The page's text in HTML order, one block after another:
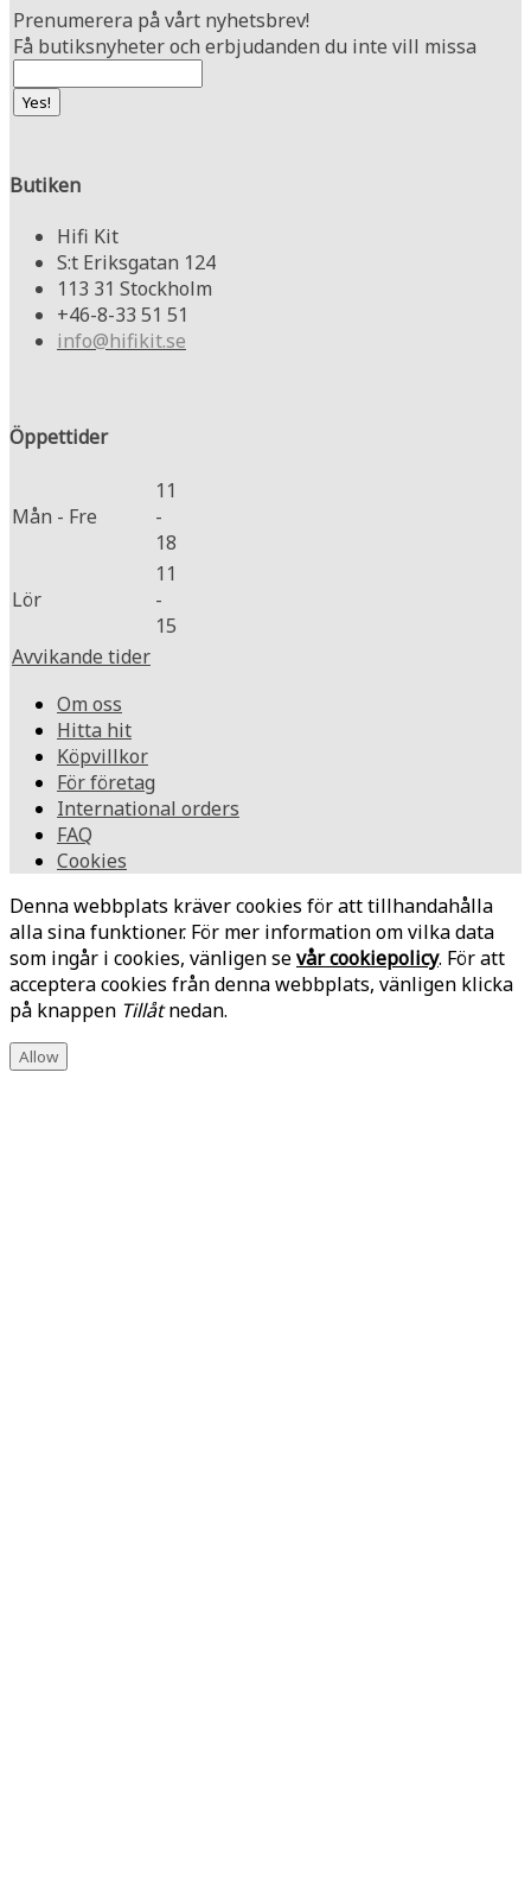
Prenumerera på vårt nyhetsbrev!
Få butiksnyheter och erbjudanden du inte vill missa
Butiken
Hifi Kit
S:t Eriksgatan 124
113 31 Stockholm
+46-8-33 51 51
info@hifikit.se
Öppettider
Mån - Fre
11
-
18
Lör
11
-
15
Avvikande tider
Om oss
Hitta hit
Köpvillkor
För företag
International orders
FAQ
Cookies
Denna webbplats kräver cookies för att tillhandahålla
alla sina funktioner. För mer information om vilka data
som ingår i cookies, vänligen sevår cookiepolicy. För att
acceptera cookies från denna webbplats, vänligen klicka
på knappen Tillåtnedan.
Allow